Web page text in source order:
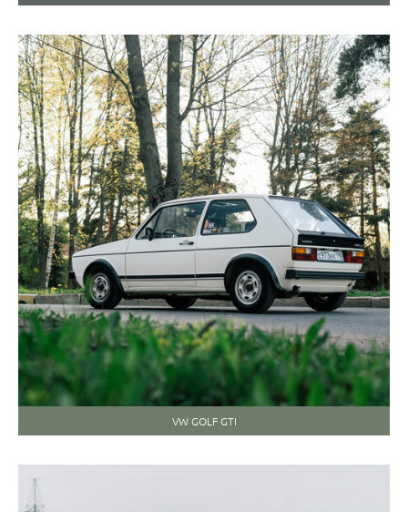
VW GOLF GTI